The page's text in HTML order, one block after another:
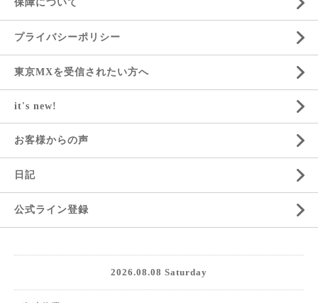
保障について
プライバシーポリシー
東京MXを受信されたい方へ
it's new!
お客様からの声
日記
公式ライン登録
2026.08.08 Saturday